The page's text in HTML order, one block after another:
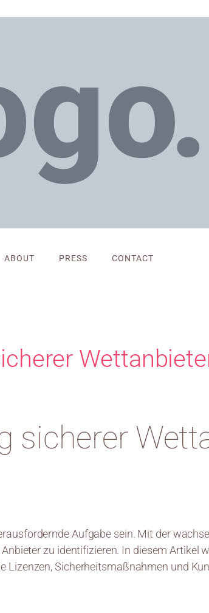
ABOUT PRESS CONTACT
sicherer
Aufgabe sein. Mit der
zu identifizieren. In diesem Artikel
Sicherheitsmaßnahmen und